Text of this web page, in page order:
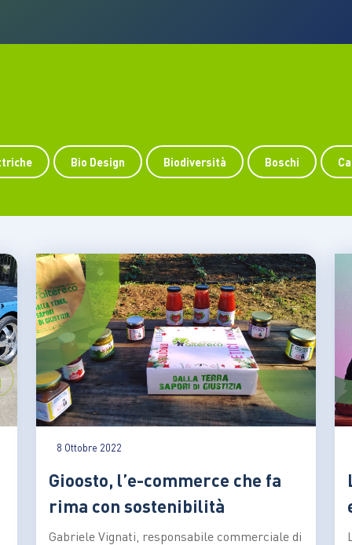
l’intero ciclo di vita dei
tartaruga azzannatrice
muoveva con naturalezza
Bio Design Biodiversità Boschi
8 Ottobre 2022
Gioosto, l’e-commerce che fa
rima con sostenibilità
Gabriele Vignati, responsabile commerciale di